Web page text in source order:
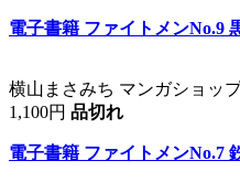
電子書籍 ファイトメンNo.9
横山まさみち マンガショッ
1,100円 品切れ
電子書籍 ファイトメンNo.7